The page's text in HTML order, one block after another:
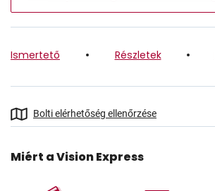
Ismertető Részletek
Bolti elérhetőség ellenőrzése
Miért a Vision Express